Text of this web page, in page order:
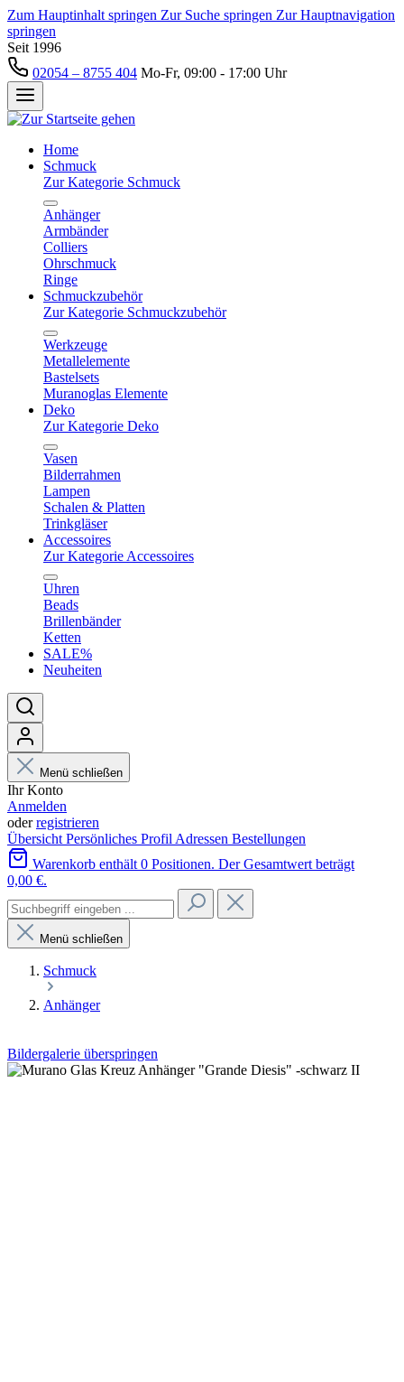
Zum Hauptinhalt springen Zur Suche springen Zur Hauptnavigation
springen
Seit 1996
02054 – 8755 404 Mo-Fr, 09:00 - 17:00 Uhr
Home
Schmuck
Zur Kategorie Schmuck
Anhänger
Armbänder
Colliers
Ohrschmuck
Ringe
Schmuckzubehör
Zur Kategorie Schmuckzubehör
Werkzeuge
Metallelemente
Bastelsets
Muranoglas Elemente
Deko
Zur Kategorie Deko
Vasen
Bilderrahmen
Lampen
Schalen & Platten
Trinkgläser
Accessoires
Zur Kategorie Accessoires
Uhren
Beads
Brillenbänder
Ketten
SALE%
Neuheiten
Menü schließen
Ihr Konto
Anmelden
oderregistrieren
Übersicht Persönliches Profil Adressen Bestellungen
Warenkorb enthält 0 Positionen. Der Gesamtwert beträgt
0,00 €.
Menü schließen
Schmuck
Anhänger
Bildergalerie überspringen